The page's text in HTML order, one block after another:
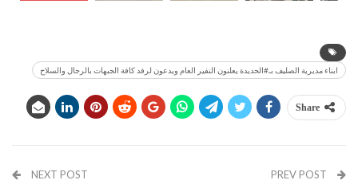
ابناء مديرية الصليف بـ#الحديدة يعلنون النفير العام ويدعون لرفد كافة الجبهات بالرجال والسلاح
Share
NEXT POST